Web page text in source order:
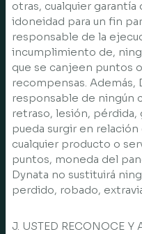
otras, cualquier
idoneidad para un fin
responsable de la
incumplimiento de,
que se canjeen puntos
recompensas. Además,
responsable de ningún
retraso, lesión,
pueda surgir en
cualquier producto o
puntos, moneda del
Dynata no sustituirá
perdido, robado,
J. USTED RECONOCE Y